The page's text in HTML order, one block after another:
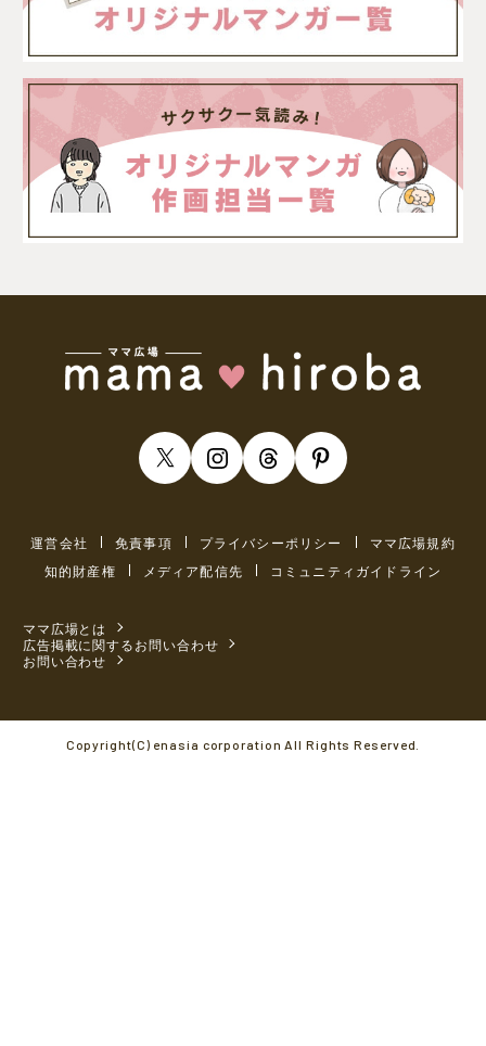
運営会社 免責事項 プライバシーポリシー
ママ広場規約
知的財産権
メディア配信先 コミュニティガイドライン
ママ広場とは
広告掲載に関するお問い合わせ
お問い合わせ
Copyright(C) enasia corporation All Rights Reserved.